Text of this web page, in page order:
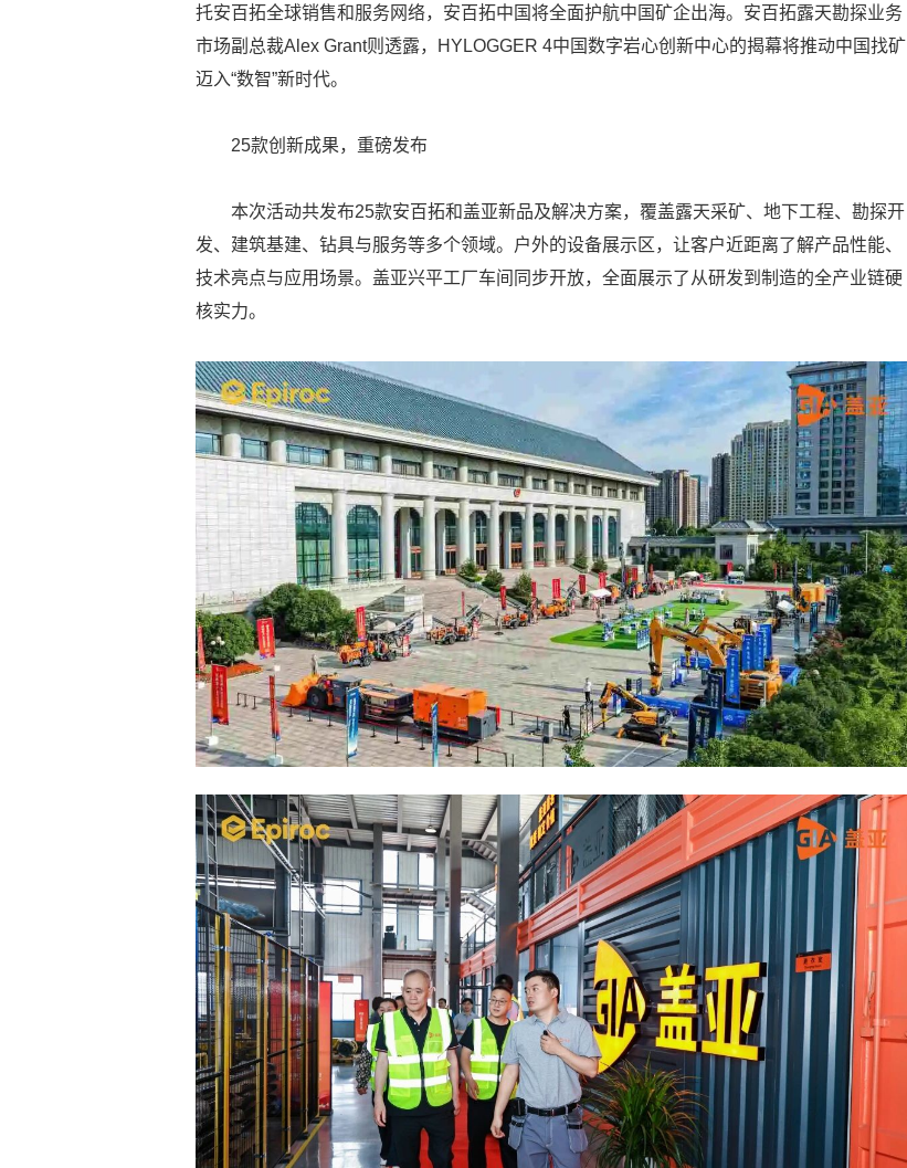
托安百拓全球销售和服务网络，安百拓中国将全面护航中国矿企出海。安百拓露天勘探业务
市场副总裁Alex Grant则透露，HYLOGGER 4中国数字岩心创新中心的揭幕将推动中国找矿
迈入“数智”新时代。
25款创新成果，重磅发布
本次活动共发布25款安百拓和盖亚新品及解决方案，覆盖露天采矿、地下工程、勘探开
发、建筑基建、钻具与服务等多个领域。户外的设备展示区，让客户近距离了解产品性能、
技术亮点与应用场景。盖亚兴平工厂车间同步开放，全面展示了从研发到制造的全产业链硬
核实力。